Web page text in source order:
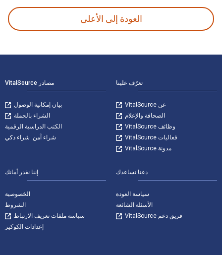
العودة إلى الأعلى
تعرّف علينا
عن VitalSource
الصحافة والإعلام
وظائف VitalSource
فعاليات VitalSource
مدونة VitalSource
مصادر VitalSource
بيان إمكانية الوصول
الشراء بالجملة
الكتب الدراسية الرقمية
شراء آمن. شراء ذكي
دعنا نساعدك
سياسة العودة
الأسئلة الشائعة
فريق دعم VitalSource
إننا نقدر أمانك
الخصوصية
الشروط
سياسة ملفات تعريف الارتباط
إعدادات الكوكيز